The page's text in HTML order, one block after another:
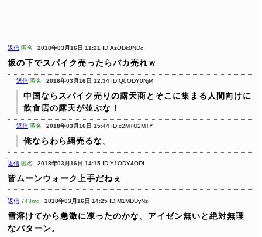
返信 匿名 2018年03月16日 11:21 ID:AzODk0NDc
坂の下でスパイク売ったらバカ売れｗ
返信 匿名 2018年03月16日 12:34 ID:Q0ODY0NjM
中国ならスパイク売りの露天商とそこに集まる人間向けに
飲食店の露天が並ぶな！
返信 匿名 2018年03月16日 15:44 ID:c2MTU2MTY
俺ならわら縄売るな。
返信 匿名 2018年03月16日 14:15 ID:Y1ODY4ODI
皆ムーンウォーク上手だねぇ
返信 743mg 2018年03月16日 14:25 ID:M1MDUyNzI
雪溶けてから急激に凍ったのかな。アイゼン無いと絶対無理
なパターン。